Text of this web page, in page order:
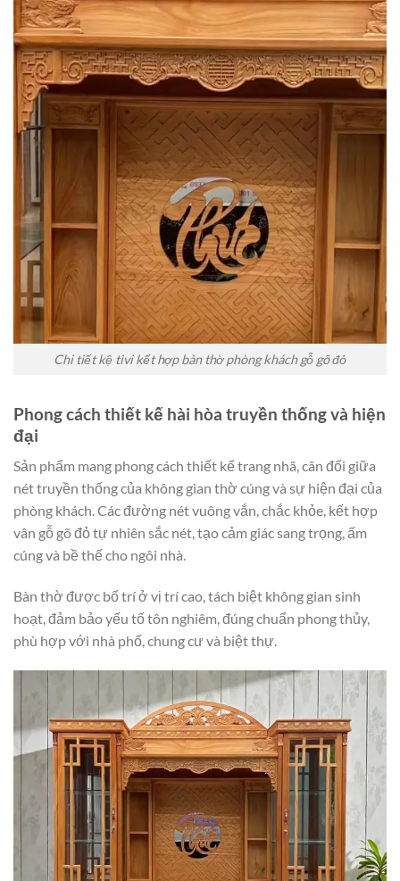
Chi tiết kệ tivi kết hợp bàn thờ phòng khách gỗ gõ đỏ
Phong cách thiết kế hài hòa truyền thống và hiện
đại
Sản phẩm mang phong cách thiết kế trang nhã, cân đối giữa
nét truyền thống của không gian thờ cúng và sự hiện đại của
phòng khách. Các đường nét vuông vắn, chắc khỏe, kết hợp
vân gỗ gõ đỏ tự nhiên sắc nét, tạo cảm giác sang trọng, ấm
cúng và bề thế cho ngôi nhà.
Bàn thờ được bố trí ở vị trí cao, tách biệt không gian sinh
hoạt, đảm bảo yếu tố tôn nghiêm, đúng chuẩn phong thủy,
phù hợp với nhà phố, chung cư và biệt thự.